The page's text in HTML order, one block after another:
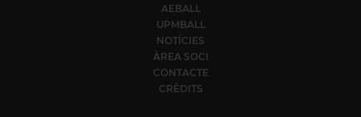
AEBALL
UPMBALL
NOTÍCIES
ÀREA SOCI
CONTACTE
CRÈDITS